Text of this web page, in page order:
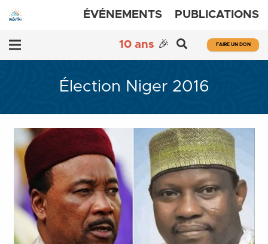
ÉVÉNEMENTS PUBLICATIONS
10 ans 🎉 FAIRE UN DON
Élection Niger 2016